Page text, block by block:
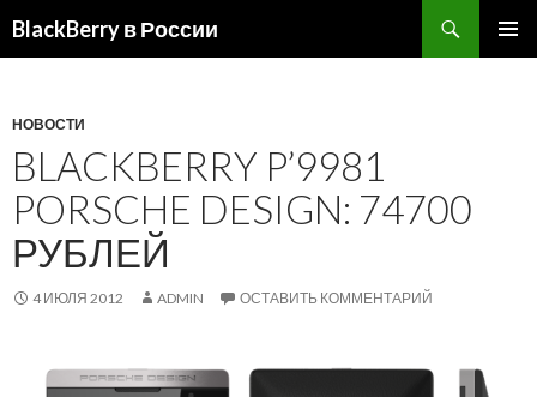
BlackBerry в России
НОВОСТИ
BLACKBERRY P’9981
PORSCHE DESIGN: 74700
РУБЛЕЙ
4 ИЮЛЯ 2012 ADMIN ОСТАВИТЬ КОММЕНТАРИЙ